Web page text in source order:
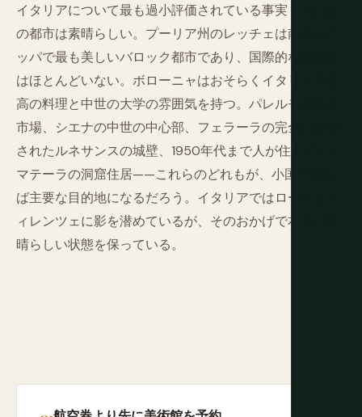
イタリアについて最も過小評価されている事実：第二級
の都市は素晴らしい。プーリア州のレッチェは南ヨーロ
ッパで最も美しいバロック都市であり、国際的な観光客
はほとんどいない。ボローニャはおそらくイタリアで最
高の料理と中世の大学の雰囲気を持つ。パレルモの路上
市場、シエナの中世の中心部、フェラーラの完全に保存
されたルネサンスの城壁、1950年代まで人が住んでいた
マテーラの洞窟住居——これらのどれもが、小国であれ
ば主要な目的地になるだろう。イタリアではローマとフ
ィレンツェに影を潜めているが、そのおかげで本当に素
晴らしい状態を保っている。